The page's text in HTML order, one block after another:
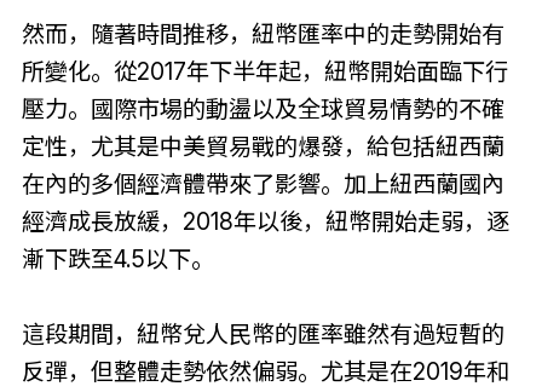
然而，隨著時間推移，紐幣匯率中的走勢開始有
所變化。從2017年下半年起，紐幣開始面臨下行
壓力。國際市場的動盪以及全球貿易情勢的不確
定性，尤其是中美貿易戰的爆發，給包括紐西蘭
在內的多個經濟體帶來了影響。加上紐西蘭國內
經濟成長放緩，2018年以後，紐幣開始走弱，逐
漸下跌至4.5以下。
這段期間，紐幣兌人民幣的匯率雖然有過短暫的
反彈，但整體走勢依然偏弱。尤其是在2019年和